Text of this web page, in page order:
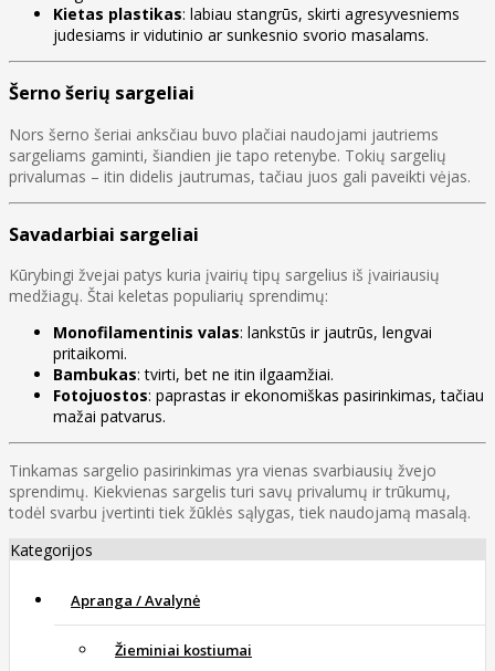
Kietas plastikas: labiau stangrūs, skirti agresyvesniems
judesiams ir vidutinio ar sunkesnio svorio masalams.
Šerno šerių sargeliai
Nors šerno šeriai anksčiau buvo plačiai naudojami jautriems
sargeliams gaminti, šiandien jie tapo retenybe. Tokių sargelių
privalumas – itin didelis jautrumas, tačiau juos gali paveikti vėjas.
Savadarbiai sargeliai
Kūrybingi žvejai patys kuria įvairių tipų sargelius iš įvairiausių
medžiagų. Štai keletas populiarių sprendimų:
Monofilamentinis valas: lankstūs ir jautrūs, lengvai
pritaikomi.
Bambukas: tvirti, bet ne itin ilgaamžiai.
Fotojuostos: paprastas ir ekonomiškas pasirinkimas, tačiau
mažai patvarus.
Tinkamas sargelio pasirinkimas yra vienas svarbiausių žvejo
sprendimų. Kiekvienas sargelis turi savų privalumų ir trūkumų,
todėl svarbu įvertinti tiek žūklės sąlygas, tiek naudojamą masalą.
Kategorijos
Apranga / Avalynė
Žieminiai kostiumai